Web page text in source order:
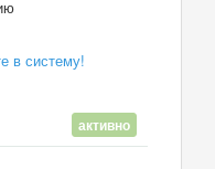
в систему!
активно